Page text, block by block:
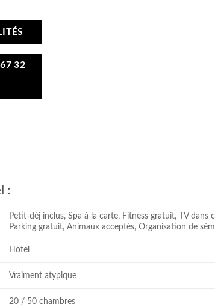
32
:
Petit-déj inclus, Spa à la carte, Fitness gratuit, TV
Parking gratuit, Animaux acceptés, Organisation de
Hotel
Vraiment atypique
20 / 50 chambres